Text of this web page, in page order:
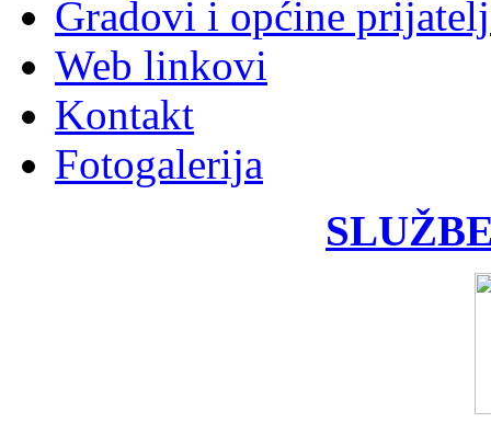
Gradovi i općine
Web linkovi
Kontakt
Fotogalerija